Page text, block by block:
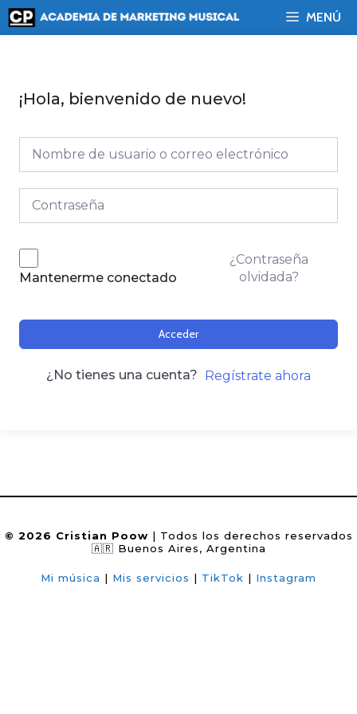
Saltar
al
contenido
MENÚ
¡Hola, bienvenido de nuevo!
Mantenerme conectado
¿Contraseña
olvidada?
Acceder
¿No tienes una cuenta? Regístrate ahora
© 2026 Cristian Poow | Todos los derechos reservados
🇦🇷 Buenos Aires, Argentina
Mi música | Mis servicios | TikTok | Instagram